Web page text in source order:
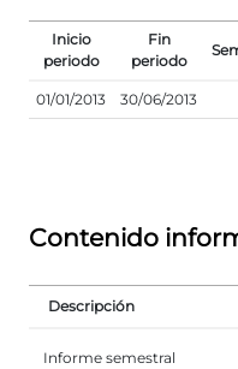
Inicio
periodo
Fin
periodo
01/01/2013 30/06/2013
Contenido
Descripción
Informe semestral